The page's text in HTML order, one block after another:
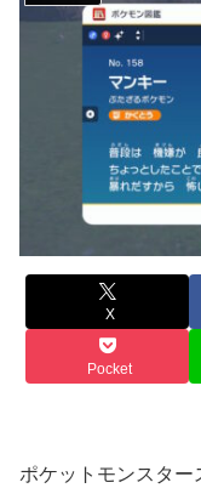
X
Pocket
ポケットモンスタ